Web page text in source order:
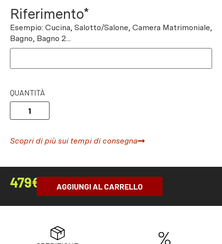
Riferimento*
Esempio: Cucina, Salotto/Salone, Camera Matrimoniale,
Bagno, Bagno 2...
QUANTITÀ
Scopri di più sui tempi di consegna
479€ AGGIUNGI AL CARRELLO